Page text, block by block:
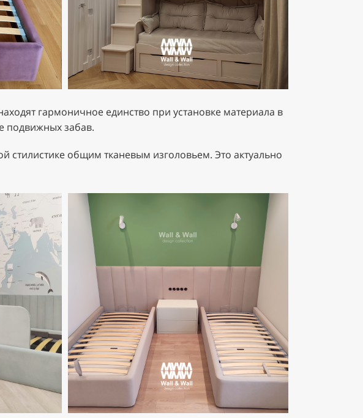
гармоничное единство при установке материала в
подвижных забав.
стилистике общим тканевым изголовьем. Это актуально